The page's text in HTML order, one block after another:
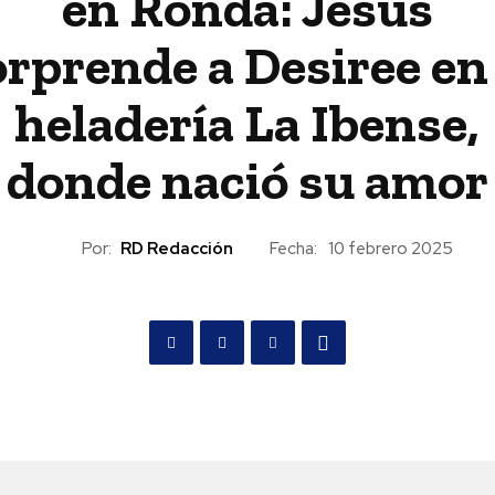
a Desiree
heladería La Ibense,
donde nació su amor
Por: RD Redacción Fecha: 10 febrero 2025